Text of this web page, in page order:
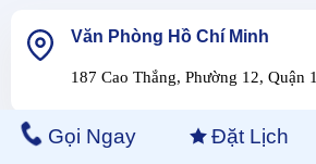
Văn Phòng Hồ Chí Minh
187 Cao Thắng, Phường 12, Quận
Gọi Ngay Đặt Lịch